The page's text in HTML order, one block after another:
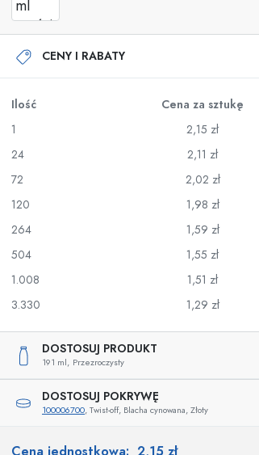
airless
roll-on
z nadrukiem
na gin
ozdobne
cylinder
i balony na wino
CENY I RABATY
Ilość Cena za sztukę
1
2,15 zł
24
2,11 zł
72
2,02 zł
120
1,98 zł
264
1,59 zł
504
1,55 zł
1.008
1,51 zł
3.330
1,29 zł
DOSTOSUJ PRODUKT
191 ml, Przezroczysty
DOSTOSUJ POKRYWĘ
100006700, Twist-off, Blacha cynowana, Złoty